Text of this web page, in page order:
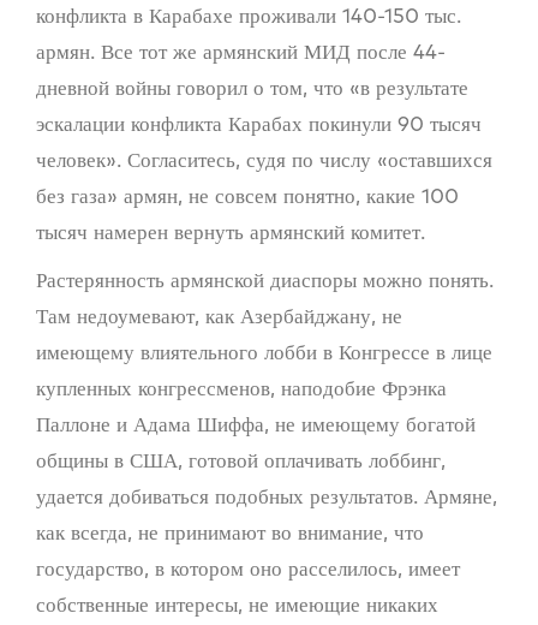
конфликта в Карабахе проживали 140-150 тыс.
армян. Все тот же армянский МИД после 44-
дневной войны говорил о том, что «в результате
эскалации конфликта Карабах покинули 90 тысяч
человек». Согласитесь, судя по числу «оставшихся
без газа» армян, не совсем понятно, какие 100
тысяч намерен вернуть армянский комитет.
Растерянность армянской диаспоры можно понять.
Там недоумевают, как Азербайджану, не
имеющему влиятельного лобби в Конгрессе в лице
купленных конгрессменов, наподобие Фрэнка
Паллоне и Адама Шиффа, не имеющему богатой
общины в США, готовой оплачивать лоббинг,
удается добиваться подобных результатов. Армяне,
как всегда, не принимают во внимание, что
государство, в котором оно расселилось, имеет
собственные интересы, не имеющие никаких